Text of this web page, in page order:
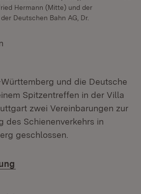
Hermann (Mitte) und der
Deutschen Bahn AG, Dr.
und die Deutsche
Spitzentreffen in der Villa
zwei Vereinbarungen zur
des Schienenverkehrs in
geschlossen.